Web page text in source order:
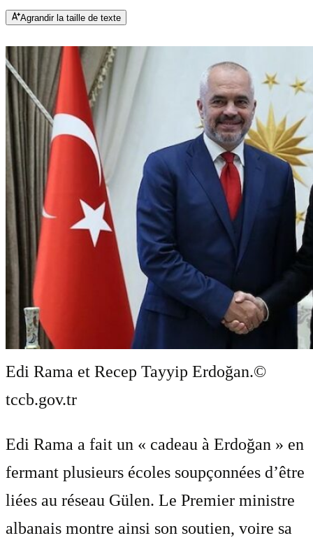
Agrandir la taille de texte
Edi Rama et Recep Tayyip Erdoğan.©
tccb.gov.tr
Edi Rama a fait un « cadeau à Erdoğan » en
fermant plusieurs écoles soupçonnées d’être
liées au réseau Gülen. Le Premier ministre
albanais montre ainsi son soutien, voire sa